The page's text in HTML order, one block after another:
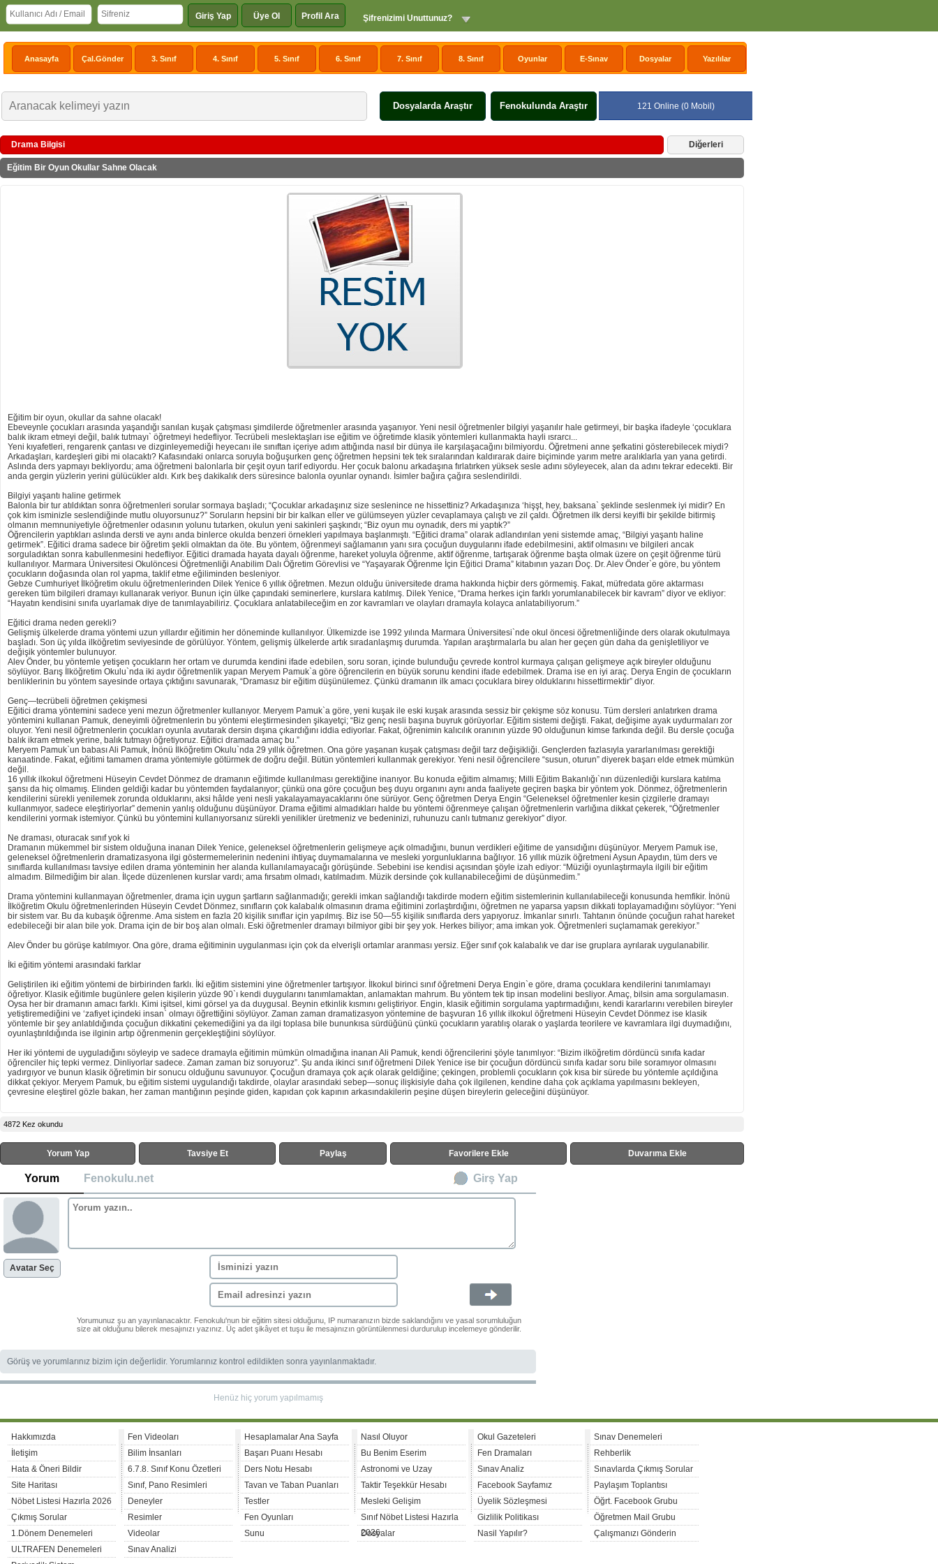
Giriş Yap Üye Ol Profil Ara Şifrenizimi Unuttunuz?
Anasayfa Çal.Gönder 3. Sınıf 4. Sınıf 5. Sınıf 6. Sınıf 7. Sınıf 8. Sınıf Oyunlar E-Sınav Dosyalar Yazılılar
Dosyalarda Araştır Fenokulunda Araştır 121 Online (0 Mobil)
Drama Bilgisi Diğerleri
Eğitim Bir Oyun Okullar Sahne Olacak
Eğitim bir oyun, okullar da sahne olacak!
Ebeveynle çocukları arasında yaşandığı sanılan kuşak çatışması şimdilerde öğretmenler arasında yaşanıyor. Yeni nesil öğretmenler bilgiyi yaşanılır hale getirmeyi, bir başka ifadeyle ‘çocuklara
balık ikram etmeyi değil, balık tutmayı` öğretmeyi hedefliyor. Tecrübeli meslektaşları ise eğitim ve öğretimde klasik yöntemleri kullanmakta hayli ısrarcı...
Yeni kıyafetleri, rengarenk çantası ve dizginleyemediği heyecanı ile sınıftan içeriye adım attığında nasıl bir dünya ile karşılaşacağını bilmiyordu. Öğretmeni anne şefkatini gösterebilecek miydi?
Arkadaşları, kardeşleri gibi mi olacaktı? Kafasındaki onlarca soruyla boğuşurken genç öğretmen hepsini tek tek sıralarından kaldırarak daire biçiminde yarım metre aralıklarla yan yana getirdi.
Aslında ders yapmayı bekliyordu; ama öğretmeni balonlarla bir çeşit oyun tarif ediyordu. Her çocuk balonu arkadaşına fırlatırken yüksek sesle adını söyleyecek, alan da adını tekrar edecekti. Bir
anda gergin yüzlerin yerini gülücükler aldı. Kırk beş dakikalık ders süresince balonla oyunlar oynandı. İsimler bağıra çağıra seslendirildi.
Bilgiyi yaşantı haline getirmek
Balonla bir tur atıldıktan sonra öğretmenleri sorular sormaya başladı; “Çocuklar arkadaşınız size seslenince ne hissettiniz? Arkadaşınıza ‘hişşt, hey, baksana` şeklinde seslenmek iyi midir? En
çok kim isminizle seslendiğinde mutlu oluyorsunuz?” Soruların hepsini bir bir kalkan eller ve gülümseyen yüzler cevaplamaya çalıştı ve zil çaldı. Öğretmen ilk dersi keyifli bir şekilde bitirmiş
olmanın memnuniyetiyle öğretmenler odasının yolunu tutarken, okulun yeni sakinleri şaşkındı; “Biz oyun mu oynadık, ders mi yaptık?”
Öğrencilerin yaptıkları aslında dersti ve aynı anda binlerce okulda benzeri örnekleri yapılmaya başlanmıştı. “Eğitici drama” olarak adlandırılan yeni sistemde amaç, “Bilgiyi yaşantı haline
getirmek”. Eğitici drama sadece bir öğretim şekli olmaktan da öte. Bu yöntem, öğrenmeyi sağlamanın yanı sıra çocuğun duygularını ifade edebilmesini, aktif olmasını ve bilgileri ancak
sorguladıktan sonra kabullenmesini hedefliyor. Eğitici dramada hayata dayalı öğrenme, hareket yoluyla öğrenme, aktif öğrenme, tartışarak öğrenme başta olmak üzere on çeşit öğrenme türü
kullanılıyor. Marmara Üniversitesi Okulöncesi Öğretmenliği Anabilim Dalı Öğretim Görevlisi ve “Yaşayarak Öğrenme İçin Eğitici Drama” kitabının yazarı Doç. Dr. Alev Önder`e göre, bu yöntem
çocukların doğasında olan rol yapma, taklif etme eğiliminden besleniyor.
Gebze Cumhuriyet İlköğretim okulu öğretmenlerinden Dilek Yenice 6 yıllık öğretmen. Mezun olduğu üniversitede drama hakkında hiçbir ders görmemiş. Fakat, müfredata göre aktarması
gereken tüm bilgileri dramayı kullanarak veriyor. Bunun için ülke çapındaki seminerlere, kurslara katılmış. Dilek Yenice, “Drama herkes için farklı yorumlanabilecek bir kavram” diyor ve ekliyor:
“Hayatın kendisini sınıfa uyarlamak diye de tanımlayabiliriz. Çocuklara anlatabileceğim en zor kavramları ve olayları dramayla kolayca anlatabiliyorum.”
Eğitici drama neden gerekli?
Gelişmiş ülkelerde drama yöntemi uzun yıllardır eğitimin her döneminde kullanılıyor. Ülkemizde ise 1992 yılında Marmara Üniversitesi`nde okul öncesi öğretmenliğinde ders olarak okutulmaya
başladı. Son üç yılda ilköğretim seviyesinde de görülüyor. Yöntem, gelişmiş ülkelerde artık sıradanlaşmış durumda. Yapılan araştırmalarla bu alan her geçen gün daha da genişletiliyor ve
değişik yöntemler bulunuyor.
Alev Önder, bu yöntemle yetişen çocukların her ortam ve durumda kendini ifade edebilen, soru soran, içinde bulunduğu çevrede kontrol kurmaya çalışan gelişmeye açık bireyler olduğunu
söylüyor. Barış İlköğretim Okulu`nda iki aydır öğretmenlik yapan Meryem Pamuk`a göre öğrencilerin en büyük sorunu kendini ifade edebilmek. Drama ise en iyi araç. Derya Engin de çocukların
benliklerinin bu yöntem sayesinde ortaya çıktığını savunarak, “Dramasız bir eğitim düşünülemez. Çünkü dramanın ilk amacı çocuklara birey olduklarını hissettirmektir” diyor.
Genç—tecrübeli öğretmen çekişmesi
Eğitici drama yöntemini sadece yeni mezun öğretmenler kullanıyor. Meryem Pamuk`a göre, yeni kuşak ile eski kuşak arasında sessiz bir çekişme söz konusu. Tüm dersleri anlatırken drama
yöntemini kullanan Pamuk, deneyimli öğretmenlerin bu yöntemi eleştirmesinden şikayetçi; “Biz genç nesli başına buyruk görüyorlar. Eğitim sistemi değişti. Fakat, değişime ayak uydurmaları zor
oluyor. Yeni nesil öğretmenlerin çocukları oyunla avutarak dersin dışına çıkardığını iddia ediyorlar. Fakat, öğrenimin kalıcılık oranının yüzde 90 olduğunun kimse farkında değil. Bu dersle çocuğa
balık ikram etmek yerine, balık tutmayı öğretiyoruz. Eğitici dramada amaç bu.”
Meryem Pamuk`un babası Ali Pamuk, İnönü İlköğretim Okulu`nda 29 yıllık öğretmen. Ona göre yaşanan kuşak çatışması değil tarz değişikliği. Gençlerden fazlasıyla yararlanılması gerektiği
kanaatinde. Fakat, eğitimi tamamen drama yöntemiyle götürmek de doğru değil. Bütün yöntemleri kullanmak gerekiyor. Yeni nesil öğrencilere “susun, oturun” diyerek başarı elde etmek mümkün
değil.
16 yıllık ilkokul öğretmeni Hüseyin Cevdet Dönmez de dramanın eğitimde kullanılması gerektiğine inanıyor. Bu konuda eğitim almamış; Milli Eğitim Bakanlığı`nın düzenlediği kurslara katılma
şansı da hiç olmamış. Elinden geldiği kadar bu yöntemden faydalanıyor; çünkü ona göre çocuğun beş duyu organını aynı anda faaliyete geçiren başka bir yöntem yok. Dönmez, öğretmenlerin
kendilerini sürekli yenilemek zorunda olduklarını, aksi hâlde yeni nesli yakalayamayacaklarını öne sürüyor. Genç öğretmen Derya Engin “Geleneksel öğretmenler kesin çizgilerle dramayı
kullanmıyor, sadece eleştiriyorlar” demenin yanlış olduğunu düşünüyor. Drama eğitimi almadıkları halde bu yöntemi öğrenmeye çalışan öğretmenlerin varlığına dikkat çekerek, “Öğretmenler
kendilerini yormak istemiyor. Çünkü bu yöntemini kullanıyorsanız sürekli yenilikler üretmeniz ve bedeninizi, ruhunuzu canlı tutmanız gerekiyor” diyor.
Ne draması, oturacak sınıf yok ki
Dramanın mükemmel bir sistem olduğuna inanan Dilek Yenice, geleneksel öğretmenlerin gelişmeye açık olmadığını, bunun verdikleri eğitime de yansıdığını düşünüyor. Meryem Pamuk ise,
geleneksel öğretmenlerin dramatizasyona ilgi göstermemelerinin nedenini ihtiyaç duymamalarına ve mesleki yorgunluklarına bağlıyor. 16 yıllık müzik öğretmeni Aysun Apaydın, tüm ders ve
sınıflarda kullanılması tavsiye edilen drama yönteminin her alanda kullanılamayacağı görüşünde. Sebebini ise kendisi açısından şöyle izah ediyor: “Müziği oyunlaştırmayla ilgili bir eğitim
almadım. Bilmediğim bir alan. İlçede düzenlenen kurslar vardı; ama fırsatım olmadı, katılmadım. Müzik dersinde çok kullanabileceğimi de düşünmedim.”
Drama yöntemini kullanmayan öğretmenler, drama için uygun şartların sağlanmadığı; gerekli imkan sağlandığı takdirde modern eğitim sistemlerinin kullanılabileceği konusunda hemfikir. İnönü
İlköğretim Okulu öğretmenlerinden Hüseyin Cevdet Dönmez, sınıfların çok kalabalık olmasının drama eğitimini zorlaştırdığını, öğretmen ne yaparsa yapsın dikkati toplayamadığını söylüyor: “Yeni
bir sistem var. Bu da kubaşık öğrenme. Ama sistem en fazla 20 kişilik sınıflar için yapılmış. Biz ise 50—55 kişilik sınıflarda ders yapıyoruz. İmkanlar sınırlı. Tahtanın önünde çocuğun rahat hareket
edebileceği bir alan bile yok. Drama için de bir boş alan olmalı. Eski öğretmenler dramayı bilmiyor gibi bir şey yok. Herkes biliyor; ama imkan yok. Öğretmenleri suçlamamak gerekiyor.”
Alev Önder bu görüşe katılmıyor. Ona göre, drama eğitiminin uygulanması için çok da elverişli ortamlar aranması yersiz. Eğer sınıf çok kalabalık ve dar ise gruplara ayrılarak uygulanabilir.
İki eğitim yöntemi arasındaki farklar
Geliştirilen iki eğitim yöntemi de birbirinden farklı. İki eğitim sistemini yine öğretmenler tartışıyor. İlkokul birinci sınıf öğretmeni Derya Engin`e göre, drama çocuklara kendilerini tanımlamayı
öğretiyor. Klasik eğitimle bugünlere gelen kişilerin yüzde 90`ı kendi duygularını tanımlamaktan, anlamaktan mahrum. Bu yöntem tek tip insan modelini besliyor. Amaç, bilsin ama sorgulamasın.
Oysa her bir dramanın amacı farklı. Kimi işitsel, kimi görsel ya da duygusal. Beynin etkinlik kısmını geliştiriyor. Engin, klasik eğitimin sorgulama yaptırmadığını, kendi kararlarını verebilen bireyler
yetiştiremediğini ve ‘zafiyet içindeki insan` olmayı öğrettiğini söylüyor. Zaman zaman dramatizasyon yöntemine de başvuran 16 yıllık ilkokul öğretmeni Hüseyin Cevdet Dönmez ise klasik
yöntemle bir şey anlatıldığında çocuğun dikkatini çekemediğini ya da ilgi toplasa bile bununkısa sürdüğünü çünkü çocukların yaratılış olarak o yaşlarda teorilere ve kavramlara ilgi duymadığını,
oyunlaştırıldığında ise ilginin artıp öğrenmenin gerçekleştiğini söylüyor.
Her iki yöntemi de uyguladığını söyleyip ve sadece dramayla eğitimin mümkün olmadığına inanan Ali Pamuk, kendi öğrencilerini şöyle tanımlıyor: “Bizim ilköğretim dördüncü sınıfa kadar
öğrenciler hiç tepki vermez. Dinliyorlar sadece. Zaman zaman biz soruyoruz”. Şu anda ikinci sınıf öğretmeni Dilek Yenice ise bir çocuğun dördüncü sınıfa kadar soru bile soramıyor olmasını
yadırgıyor ve bunun klasik öğretimin bir sonucu olduğunu savunuyor. Çocuğun dramaya çok açık olarak geldiğine; çekingen, problemli çocukların çok kısa bir sürede bu yöntemle açıldığına
dikkat çekiyor. Meryem Pamuk, bu eğitim sistemi uygulandığı takdirde, olaylar arasındaki sebep—sonuç ilişkisiyle daha çok ilgilenen, kendine daha çok açıklama yapılmasını bekleyen,
çevresine eleştirel gözle bakan, her zaman mantığının peşinde giden, kapıdan çok kapının arkasındakilerin peşine düşen bireylerin geleceğini düşünüyor.
4872 Kez okundu
Yorum Yap Tavsiye Et Paylaş Favorilere Ekle Duvarıma Ekle
Yorum Fenokulu.net Girş Yap
Avatar Seç
Yorumunuz şu an yayınlanacaktır. Fenokulu'nun bir eğitim sitesi olduğunu, IP numaranızın bizde saklandığını ve yasal sorumluluğun
size ait olduğunu bilerek mesajınızı yazınız. Üç adet şikâyet et tuşu ile mesajınızın görüntülenmesi durdurulup incelemeye gönderilir.
Görüş ve yorumlarınız bizim için değerlidir. Yorumlarınız kontrol edildikten sonra yayınlanmaktadır.
Henüz hiç yorum yapılmamış
Hakkımızda
İletişim
Hata & Öneri Bildir
Site Haritası
Nöbet Listesi Hazırla 2026
Çıkmış Sorular
1.Dönem Denemeleri
ULTRAFEN Denemeleri
Fen Videoları
Bilim İnsanları
6.7.8. Sınıf Konu Özetleri
Sınıf, Pano Resimleri
Deneyler
Resimler
Videolar
Sınav Analizi
Hesaplamalar Ana Sayfa
Başarı Puanı Hesabı
Ders Notu Hesabı
Tavan ve Taban Puanları
Testler
Fen Oyunları
Sunu
Nasıl Oluyor
Bu Benim Eserim
Astronomi ve Uzay
Taktir Teşekkür Hesabı
Mesleki Gelişim
Sınıf Nöbet Listesi Hazırla
2026
Dosyalar
Okul Gazeteleri
Fen Dramaları
Sınav Analiz
Facebook Sayfamız
Üyelik Sözleşmesi
Gizlilik Politikası
Nasil Yapılır?
Sınav Denemeleri
Rehberlik
Sınavlarda Çıkmış Sorular
Paylaşım Toplantısı
Öğrt. Facebook Grubu
Öğretmen Mail Grubu
Çalışmanızı Gönderin